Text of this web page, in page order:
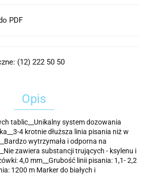
PDF
(12) 222 50 50
Opis
tablic__Unikalny system dozowania
4 krotnie dłuższa linia pisania niż w
wytrzymała i odporna na
zawiera substancji trujących - ksylenu i
4,0 mm__Grubość linii pisania: 1,1- 2,2
1200 m Marker do białych i